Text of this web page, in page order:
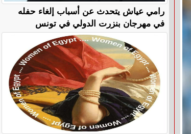
رامي عياش يتحدث عن أسباب إلغاء حفله
في مهرجان بنزرت الدولي في تونس